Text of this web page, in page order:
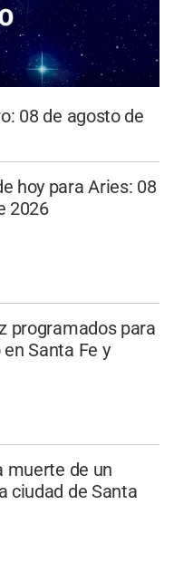
08 de agosto de
hoy para Aries: 08
2026
programados para
Santa Fe y
muerte de un
ciudad de Santa